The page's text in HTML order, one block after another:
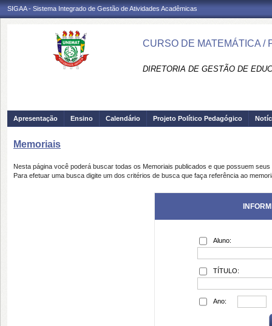
SIGAA - Sistema Integrado de Gestão de Atividades Acadêmicas
CURSO DE MATEMÁTICA /
DIRETORIA DE GESTÃO DE
Apresentação Ensino Calendário Projeto Político Pedagógico
Memoriais
Nesta página você poderá buscar todas os Memoriais publicados e que possuem
Para efetuar uma busca digite um dos critérios de busca que faça referência ao
Aluno:
TÍTULO:
Ano: